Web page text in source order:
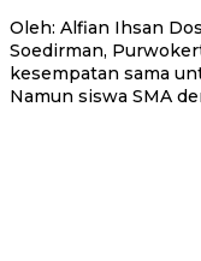
Oleh: Alfian Ihsan Dosen Sosiologi Universitas Jenderal
Soedirman, Purwokerto Setiap siswa SMA
kesempatan sama
Namun siswa SMA